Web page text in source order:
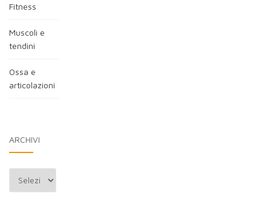
Fitness
Muscoli e
tendini
Ossa e
articolazioni
ARCHIVI
Archivi